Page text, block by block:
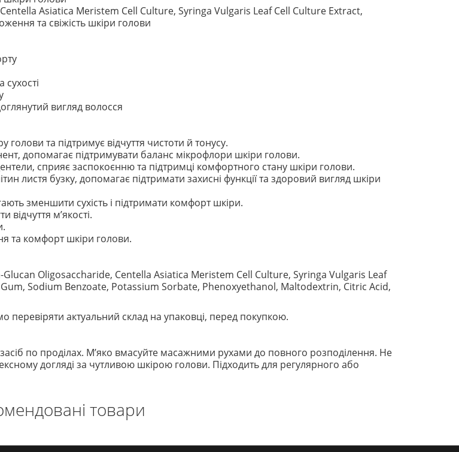
Asiatica Meristem Cell Culture, Syringa Vulgaris Leaf Cell Culture Extract,
та свіжість шкіри голови
вигляд волосся
та підтримує відчуття чистоти й тонусу.
допомагає підтримувати баланс мікрофлори шкіри голови.
сприяє заспокоєнню та підтримці комфортного стану шкіри голови.
листя бузку, допомагає підтримати захисні функції та здоровий вигляд шкіри
зменшити сухість і підтримати комфорт шкіри.
м’якості.
та комфорт шкіри голови.
Oligosaccharide, Centella Asiatica Meristem Cell Culture, Syringa Vulgaris Leaf
Sodium Benzoate, Potassium Sorbate, Phenoxyethanol, Maltodextrin, Citric Acid,
актуальний склад на упаковці, перед покупкою.
по проділах. М’яко вмасуйте масажними рухами до повного розподілення. Не
догляді за чутливою шкірою голови. Підходить для регулярного або
товари